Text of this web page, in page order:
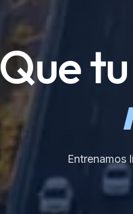
Que
Entrenamos